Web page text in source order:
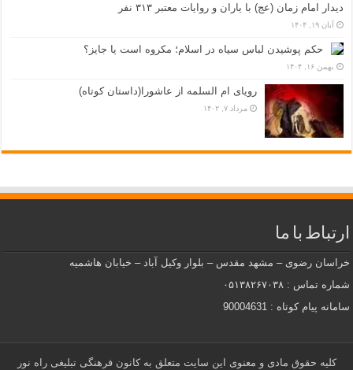
دیدار امام زمان (عج) با یاران و روایات معتبر ۳۱۳ نفر
آبان ۱۹, ۱۴۰۴
حکم پوشیدن لباس سیاه در اسلام؛ مکروه است یا جایز؟
بهمن ۱۶, ۱۴۰۴
رویای ام السلمه از عاشورا(داستان کوتاه)
مرداد ۷, ۱۴۰۲
ارتباط با ما
خراسان رضوی – مشهد مقدس – بلوار وکیل آباد – خیابان هاشمیه
شماره تماس : ۰۵۱۳۸۲۶۷۰۳۸
سامانه پیام کوتاه : 90004631
کلیه حقوق مادی و معنوی این سایت متعلق به کانون فرهنگی تبلیغی راه نور